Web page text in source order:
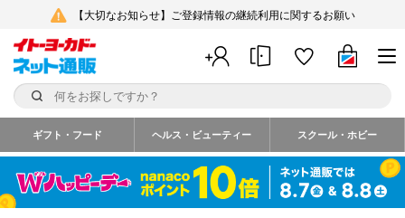
【大切なお知らせ】ご登録情報の継続利用に関するお願い
ギフト・フード ヘルス・ビューティー スクール・ホビー